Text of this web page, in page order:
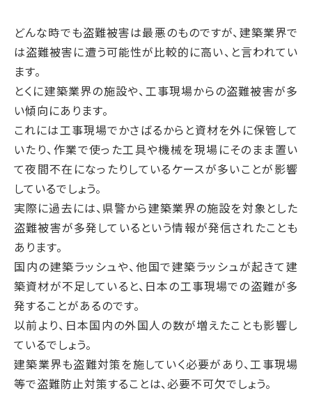
どんな時でも盗難被害は最悪のものですが、建築業界で
は盗難被害に遭う可能性が比較的に高い、と言われてい
ます。
とくに建築業界の施設や、工事現場からの盗難被害が多
い傾向にあります。
これには工事現場でかさばるからと資材を外に保管して
いたり、作業で使った工具や機械を現場にそのまま置い
て夜間不在になったりしているケースが多いことが影響
しているでしょう。
実際に過去には、県警から建築業界の施設を対象とした
盗難被害が多発しているという情報が発信されたことも
あります。
国内の建築ラッシュや、他国で建築ラッシュが起きて建
築資材が不足していると、日本の工事現場での盗難が多
発することがあるのです。
以前より、日本国内の外国人の数が増えたことも影響し
ているでしょう。
建築業界も盗難対策を施していく必要があり、工事現場
等で盗難防止対策することは、必要不可欠でしょう。